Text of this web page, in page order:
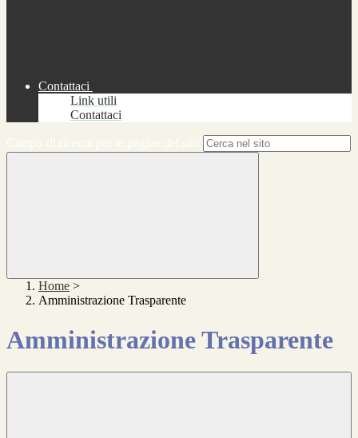
Contattaci
Link utili
Contattaci
Home >
Amministrazione Trasparente
Amministrazione Trasparente